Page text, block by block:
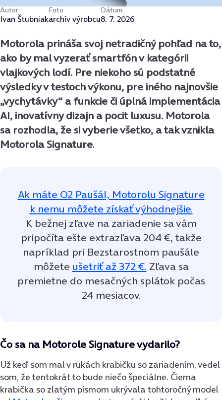
Autor
Ivan Štubniak
Foto
archív výrobcu
Dátum
8. 7. 2026
Motorola prináša svoj netradičný pohľad na to,
ako by mal vyzerať smartfón v kategórii
vlajkových lodí. Pre niekoho sú podstatné
výsledky v testoch výkonu, pre iného najnovšie
„vychytávky“ a funkcie či úplná implementácia
AI, inovatívny dizajn a pocit luxusu. Motorola
sa rozhodla, že si vyberie všetko, a tak vznikla
Motorola Signature.
Ak máte O2 Paušál, Motorolu Signature
k nemu môžete získať výhodnejšie.
K bežnej zľave na zariadenie sa vám
pripočíta ešte extrazľava 204 €, takže
napríklad pri Bezstarostnom paušále
môžete ušetriť až 372 €. Zľava sa
premietne do mesačných splátok počas
24 mesiacov.
Čo sa na Motorole Signature vydarilo?
Už keď som mal v rukách krabičku so zariadením, vedel
som, že tentokrát to bude niečo špeciálne. Čierna
krabička so zlatým písmom ukrývala tohtoročný model